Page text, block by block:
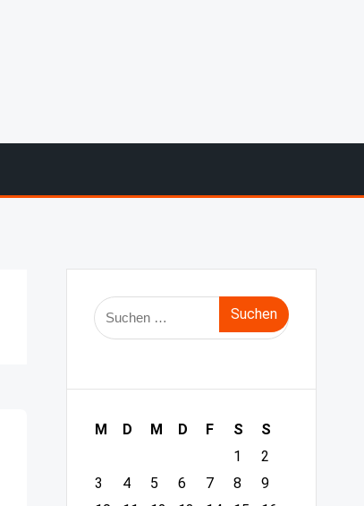
Suche
nach:
M D M D F S
S
1
2
3
4 5 6 7 8
9